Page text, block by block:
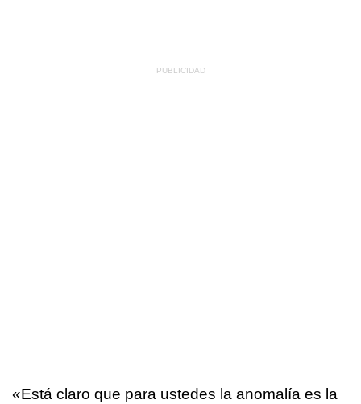
«Está claro que para ustedes la anomalía es la